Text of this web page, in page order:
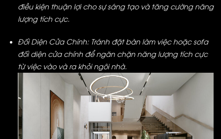
điều kiện thuận lợi cho sự sáng tạo và tăng cường năng
lượng tích cực.
Đối Diện Cửa Chính: Tránh đặt bàn làm việc hoặc sofa
đối diện cửa chính để ngăn chặn năng lượng tích cực
từ việc vào và ra khỏi ngôi nhà.